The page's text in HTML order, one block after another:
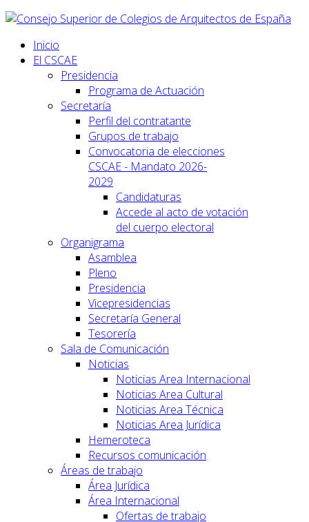
Inicio
El CSCAE
Presidencia
Programa de Actuación
Secretaría
Perfil del contratante
Grupos de trabajo
Convocatoria de elecciones
CSCAE - Mandato 2026-
2029
Candidaturas
Accede al acto de votación
del cuerpo electoral
Organigrama
Asamblea
Pleno
Presidencia
Vicepresidencias
Secretaría General
Tesorería
Sala de Comunicación
Noticias
Noticias Area Internacional
Noticias Area Cultural
Noticias Area Técnica
Noticias Area Jurídica
Hemeroteca
Recursos comunicación
Áreas de trabajo
Área Jurídica
Área Internacional
Ofertas de trabajo